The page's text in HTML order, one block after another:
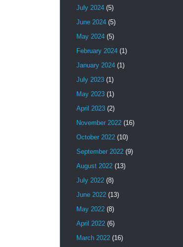
July 2024 (5)
June 2024 (5)
May 2024 (5)
February 2024 (1)
January 2024 (1)
July 2023 (1)
May 2023 (1)
April 2023 (2)
November 2022 (16)
October 2022 (10)
September 2022 (9)
August 2022 (13)
July 2022 (8)
June 2022 (13)
May 2022 (8)
April 2022 (6)
March 2022 (16)